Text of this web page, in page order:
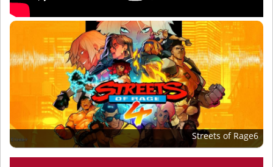
Streets of Rage6